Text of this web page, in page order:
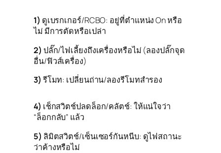
1) ดูเบรกเกอร์/RCBO: อยู่ที่ตำแหน่ง On หรือ
ไม่ มีการตัดหรือเปล่า
2) ปลั๊ก/ไฟเลี้ยงถึงเครื่องหรือไม่ (ลองปลั๊กจุด
อื่น/ฟิวส์เครื่อง)
3) รีโมท: เปลี่ยนถ่าน/ลองรีโมทสำรอง
4) เช็กสวิตช์ปลดล็อก/คลัตช์: ให้แน่ใจว่า
“ล็อกกลับ” แล้ว
5) ลิมิตสวิตช์/เซ็นเซอร์กันหนีบ: ดูไฟสถานะ
ว่าค้างหรือไม่